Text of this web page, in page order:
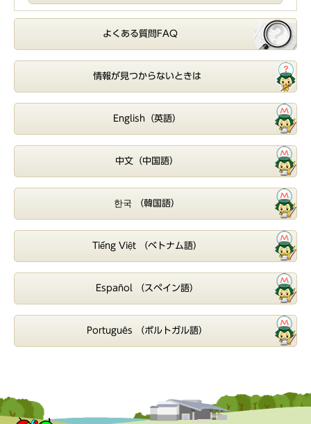
よくある質問FAQ
情報が見つからないときは
English（英語）
中文（中国語）
한국 （韓国語）
Tiếng Việt （ベトナム語）
Español （スペイン語）
Português （ポルトガル語）